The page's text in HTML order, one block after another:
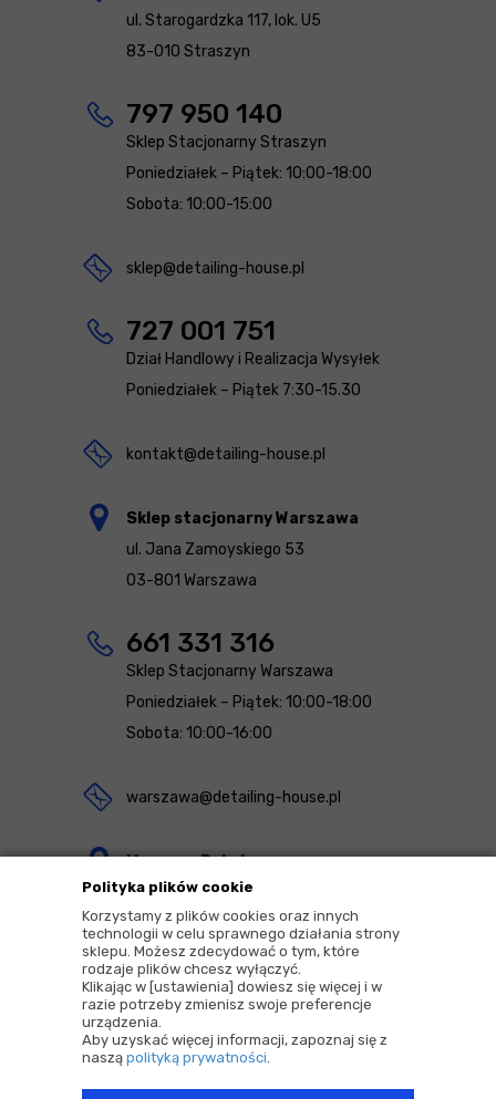
Polityka plików cookie
Korzystamy z plików cookies oraz innych
technologii w celu sprawnego działania strony
sklepu. Możesz zdecydować o tym, które
rodzaje plików chcesz wyłączyć.
Klikając w [ustawienia] dowiesz się więcej i w
razie potrzeby zmienisz swoje preferencje
urządzenia.
Aby uzyskać więcej informacji, zapoznaj się z
naszą polityką prywatności.
ul. Starogardzka 117, lok. U5
83-010 Straszyn
797 950 140
Sklep Stacjonarny Straszyn
Poniedziałek – Piątek: 10:00-18:00
Sobota: 10:00-15:00
sklep@detailing-house.pl
727 001 751
Dział Handlowy i Realizacja Wysyłek
Poniedziałek – Piątek 7:30-15.30
kontakt@detailing-house.pl
Sklep stacjonarny Warszawa
ul. Jana Zamoyskiego 53
03-801 Warszawa
661 331 316
Sklep Stacjonarny Warszawa
Poniedziałek – Piątek: 10:00-18:00
Sobota: 10:00-16:00
warszawa@detailing-house.pl
Magazyn Rekcin
Nomos Sp. z o.o. sp.k.
ul. Agrestowa 1
83-010 Rekcin